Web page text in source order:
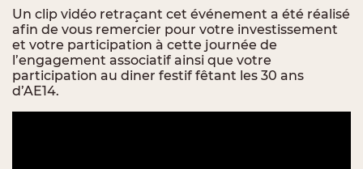
Un clip vidéo retraçant cet événement a été réalisé
afin de vous remercier pour votre investissement
et votre participation à cette journée de
l’engagement associatif ainsi que votre
participation au diner festif fêtant les 30 ans
d’AE14.